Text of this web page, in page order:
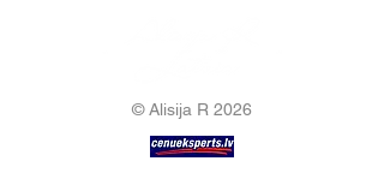
© Alisija R 2026